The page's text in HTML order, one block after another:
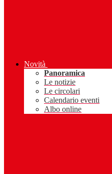
Novità
Panoramica
Le notizie
Le circolari
Calendario eventi
Albo online